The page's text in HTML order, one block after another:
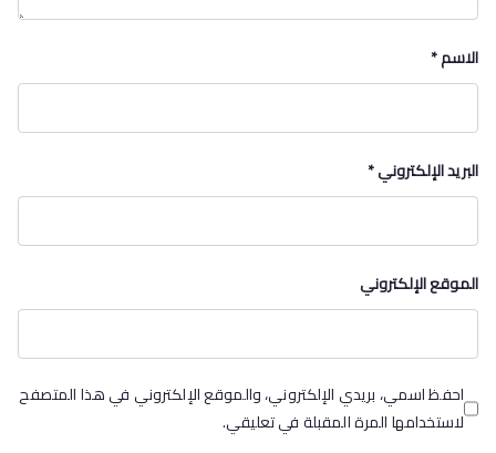
الاسم*
البريد الإلكتروني*
الموقع الإلكتروني
احفظ اسمي، بريدي الإلكتروني، والموقع الإلكتروني في هذا المتصفح
لاستخدامها المرة المقبلة في تعليقي.